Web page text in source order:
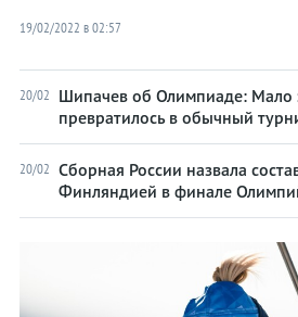
19/02/2022 в 02:57
20/02 Шипачев об Олимпиаде: Мало
превратилось в обычный
20/02 Сборная России назвала
Финляндией в финале